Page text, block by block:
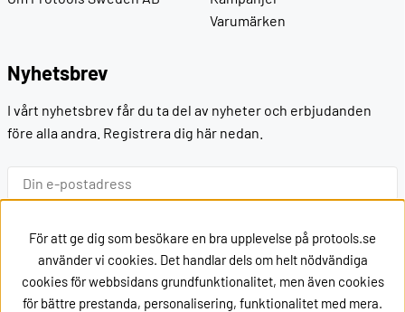
Varumärken
Nyhetsbrev
I vårt nyhetsbrev får du ta del av nyheter och erbjudanden
före alla andra. Registrera dig här nedan.
Ok
Kontakt
För att ge dig som besökare en bra upplevelse på protools.se
använder vi cookies. Det handlar dels om helt nödvändiga
cookies för webbsidans grundfunktionalitet, men även cookies
för bättre prestanda, personalisering, funktionalitet med mera.